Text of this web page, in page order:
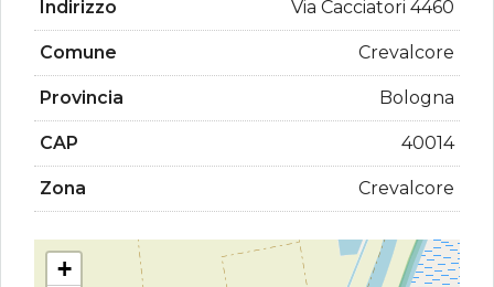
Indirizzo Via Cacciatori 4460
Comune Crevalcore
Provincia Bologna
CAP 40014
Zona Crevalcore
+